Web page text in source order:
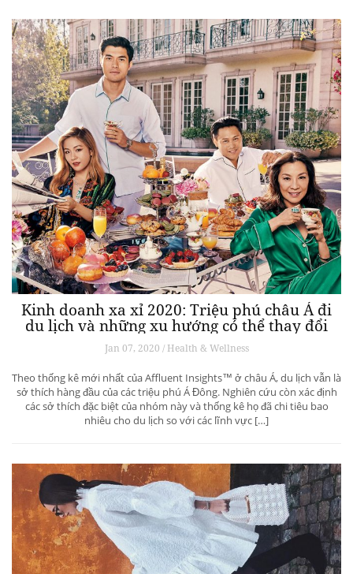
Kinh doanh xa xỉ 2020: Triệu phú châu Á đi
du lịch và những xu hướng có thể thay đổi
ngành du lịch thượng lưu
Jan 07, 2020 / Health & Wellness
Theo thống kê mới nhất của Affluent Insights™ ở châu Á, du lịch vẫn là
sở thích hàng đầu của các triệu phú Á Đông. Nghiên cứu còn xác định
các sở thích đặc biệt của nhóm này và thống kê họ đã chi tiêu bao
nhiêu cho du lịch so với các lĩnh vực […]